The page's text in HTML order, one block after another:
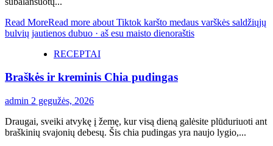
Read MoreRead more about Tiktok karšto medaus varškės saldžiųjų
bulvių jautienos dubuo · aš esu maisto dienoraštis
RECEPTAI
Braškės ir kreminis Chia pudingas
admin 2 gegužės, 2026
Draugai, sveiki atvykę į žemę, kur visą dieną galėsite plūduriuoti ant
braškinių svajonių debesų. Šis chia pudingas yra naujo lygio,...